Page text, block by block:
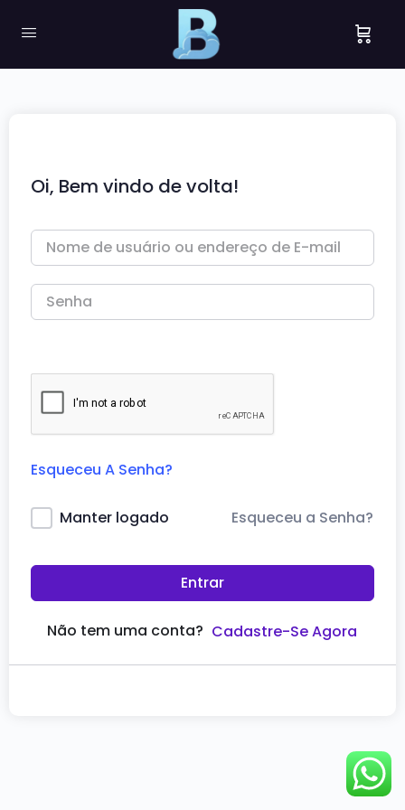
Oi, Bem vindo de volta!
Esqueceu A Senha?
Manter logado Esqueceu a Senha?
Entrar
Não tem uma conta? Cadastre-Se Agora